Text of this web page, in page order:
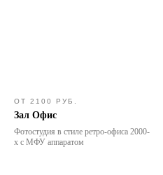
ОТ 2100 РУБ.
Зал Офис
Фотостудия в стиле ретро-офиса 2000-
х с МФУ аппаратом